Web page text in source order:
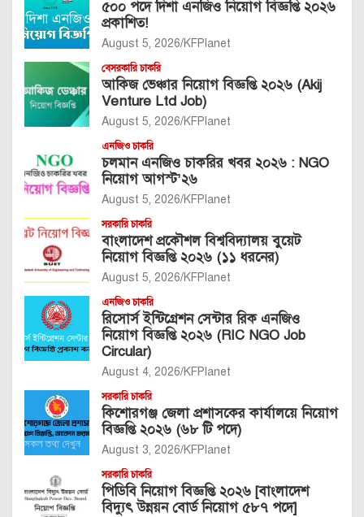
৫০০ পদে দিশা এনজিও নিয়োগ বিজ্ঞপ্তি ২০২৬
প্রকাশিত!
August 5, 2026 KFPlanet
বেসরকারি চাকরি
আকিজ ভেঞ্চার নিয়োগ বিজ্ঞপ্তি ২০২৬ (Akij
Venture Ltd Job)
August 5, 2026 KFPlanet
এনজিও চাকরি
চলমান এনজিও চাকরির খবর ২০২৬ : NGO
নিয়োগ আগস্ট’২৬
August 5, 2026 KFPlanet
সরকারি চাকরি
বাংলাদেশ প্রকৌশল বিশ্ববিদ্যালয় বুয়েট
নিয়োগ বিজ্ঞপ্তি ২০২৬ (১১ ধরনের)
August 5, 2026 KFPlanet
এনজিও চাকরি
রিসোর্স ইন্টিগ্রেশন সেন্টার রিক এনজিও
নিয়োগ বিজ্ঞপ্তি ২০২৬ (RIC NGO Job
Circular)
August 4, 2026 KFPlanet
সরকারি চাকরি
কিশোরগঞ্জ জেলা প্রশাসকের কার্যালয়ে নিয়োগ
বিজ্ঞপ্তি ২০২৬ (৬৮ টি পদে)
August 3, 2026 KFPlanet
সরকারি চাকরি
পিডিবি নিয়োগ বিজ্ঞপ্তি ২০২৬ [বাংলাদেশ
বিদ্যুৎ উন্নয়ন বোর্ড নিয়োগ ৫৮৭ পদে]